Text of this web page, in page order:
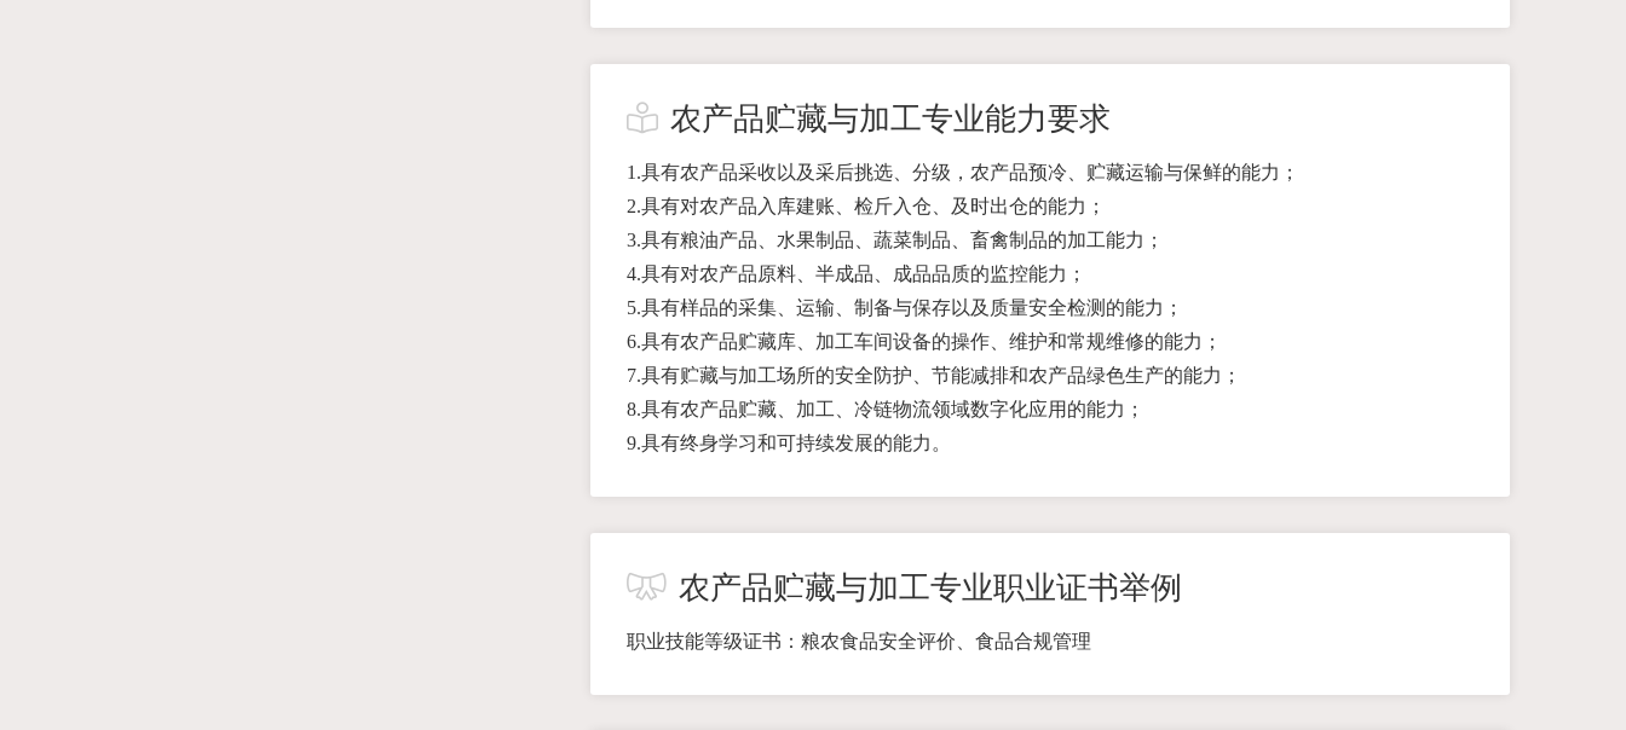
农产品贮藏与加工专业能力要求
1.具有农产品采收以及采后挑选、分级，农产品预冷、贮藏运输与保鲜的能力；
2.具有对农产品入库建账、检斤入仓、及时出仓的能力；
3.具有粮油产品、水果制品、蔬菜制品、畜禽制品的加工能力；
4.具有对农产品原料、半成品、成品品质的监控能力；
5.具有样品的采集、运输、制备与保存以及质量安全检测的能力；
6.具有农产品贮藏库、加工车间设备的操作、维护和常规维修的能力；
7.具有贮藏与加工场所的安全防护、节能减排和农产品绿色生产的能力；
8.具有农产品贮藏、加工、冷链物流领域数字化应用的能力；
9.具有终身学习和可持续发展的能力。
农产品贮藏与加工专业职业证书举例
职业技能等级证书：粮农食品安全评价、食品合规管理